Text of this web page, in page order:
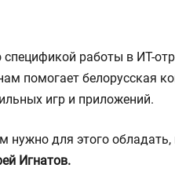
работы в ИТ-
помогает белорусская
игр и приложений.
нужно для этого
Игнатов.